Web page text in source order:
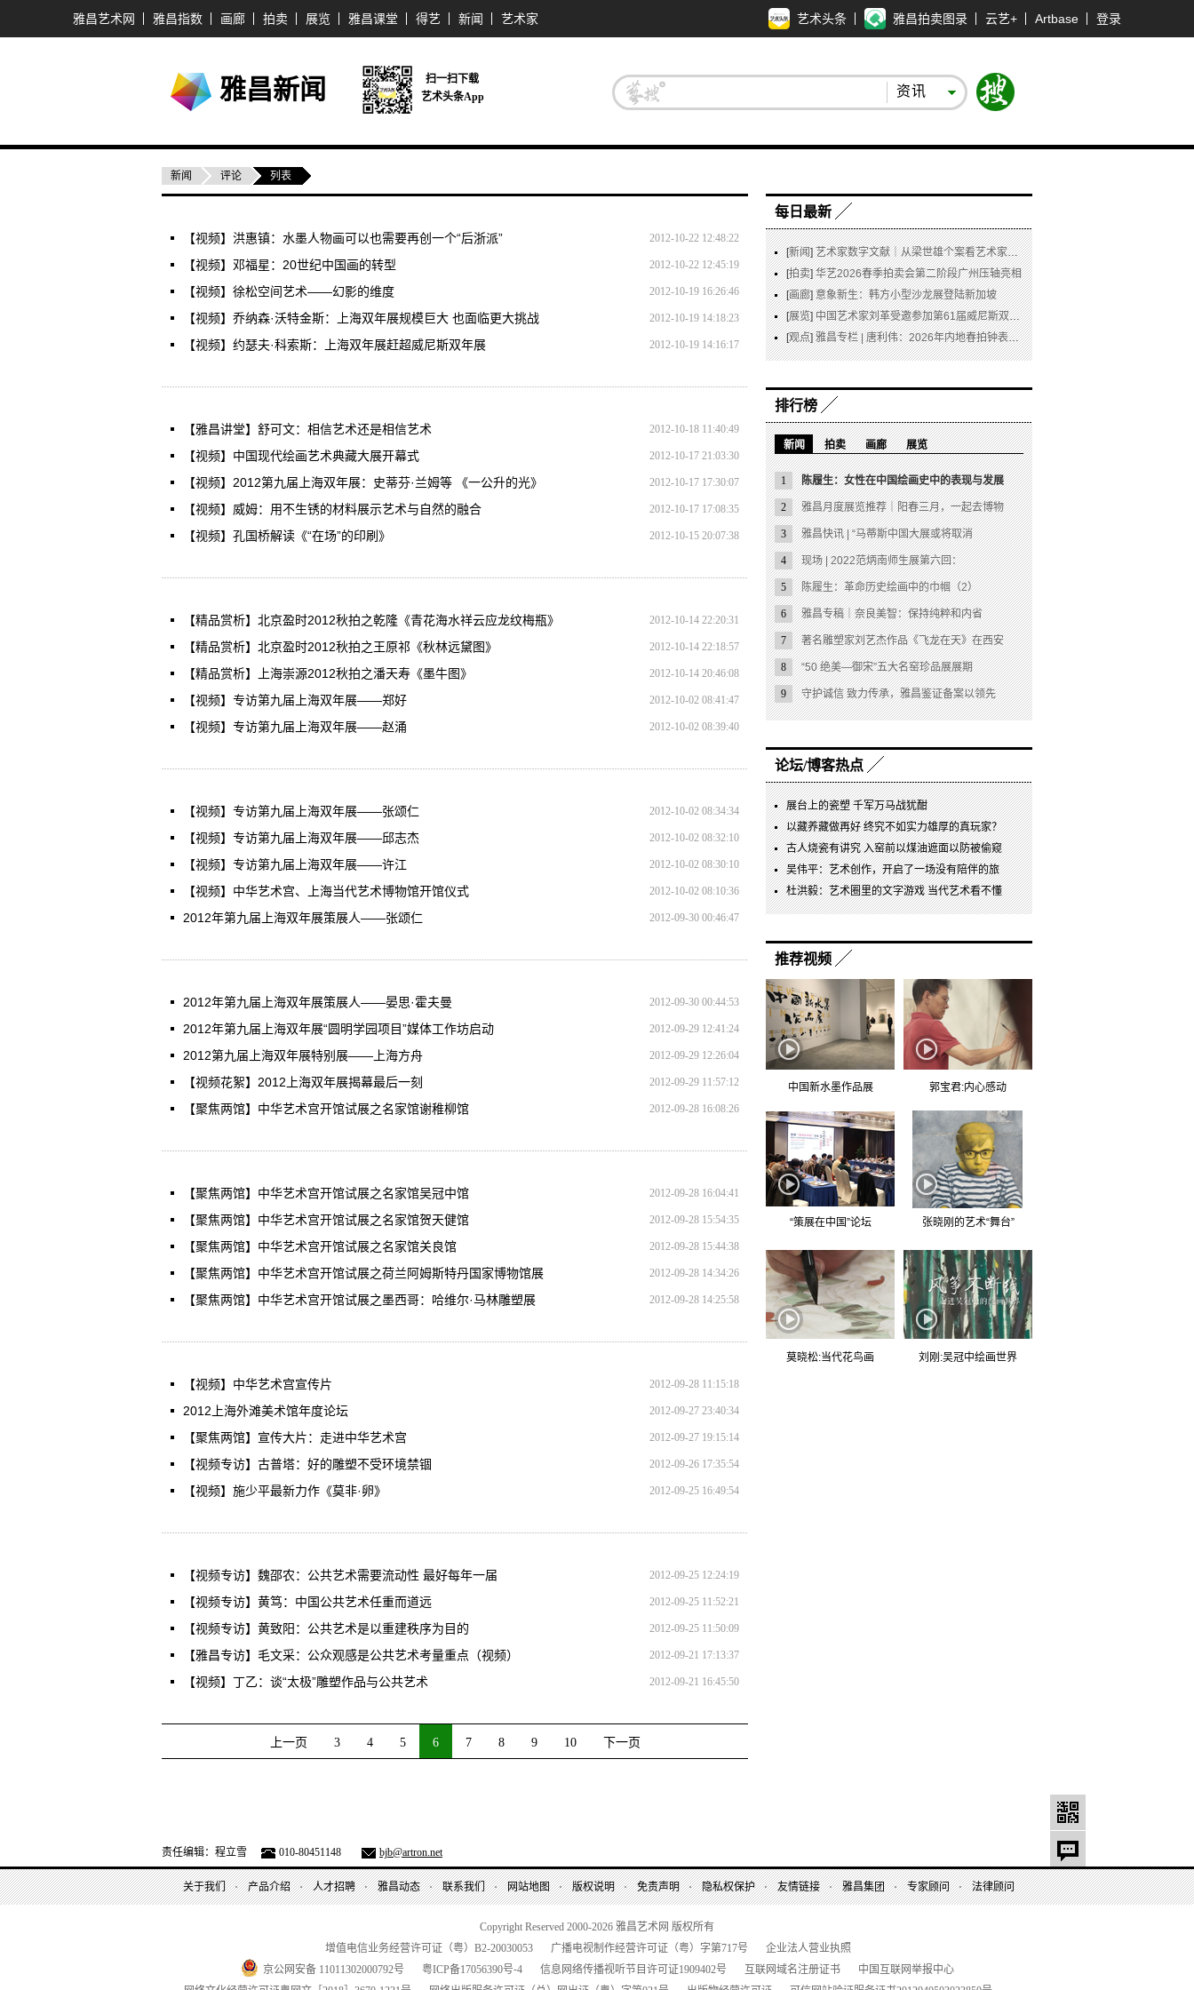
雅昌艺术网 雅昌指数 画廊 拍卖 展览 雅昌课堂 得艺 新闻 艺术家 艺术头条 雅昌拍卖图录 云艺+ Artbase 登录
雅昌新闻
扫一扫下载
艺术头条App
资讯
新闻 评论 列表
2012-10-22 12:48:22
【视频】洪惠镇：水墨人物画可以也需要再创一个“后浙派”
2012-10-22 12:45:19
【视频】邓福星：20世纪中国画的转型
2012-10-19 16:26:46
【视频】徐松空间艺术——幻影的维度
2012-10-19 14:18:23
【视频】乔纳森·沃特金斯：上海双年展规模巨大 也面临更大挑战
2012-10-19 14:16:17
【视频】约瑟夫·科索斯：上海双年展赶超威尼斯双年展
2012-10-18 11:40:49
【雅昌讲堂】舒可文：相信艺术还是相信艺术
2012-10-17 21:03:30
【视频】中国现代绘画艺术典藏大展开幕式
2012-10-17 17:30:07
【视频】2012第九届上海双年展：史蒂芬·兰姆等 《一公升的光》
2012-10-17 17:08:35
【视频】威姆：用不生锈的材料展示艺术与自然的融合
2012-10-15 20:07:38
【视频】孔国桥解读《“在场”的印刷》
2012-10-14 22:20:31
【精品赏析】北京盈时2012秋拍之乾隆《青花海水祥云应龙纹梅瓶》
2012-10-14 22:18:57
【精品赏析】北京盈时2012秋拍之王原祁《秋林远黛图》
2012-10-14 20:46:08
【精品赏析】上海崇源2012秋拍之潘天寿《墨牛图》
2012-10-02 08:41:47
【视频】专访第九届上海双年展——郑好
2012-10-02 08:39:40
【视频】专访第九届上海双年展——赵涌
2012-10-02 08:34:34
【视频】专访第九届上海双年展——张颂仁
2012-10-02 08:32:10
【视频】专访第九届上海双年展——邱志杰
2012-10-02 08:30:10
【视频】专访第九届上海双年展——许江
2012-10-02 08:10:36
【视频】中华艺术宫、上海当代艺术博物馆开馆仪式
2012-09-30 00:46:47
2012年第九届上海双年展策展人——张颂仁
2012-09-30 00:44:53
2012年第九届上海双年展策展人——晏思·霍夫曼
2012-09-29 12:41:24
2012年第九届上海双年展“圆明学园项目”媒体工作坊启动
2012-09-29 12:26:04
2012第九届上海双年展特别展——上海方舟
2012-09-29 11:57:12
【视频花絮】2012上海双年展揭幕最后一刻
2012-09-28 16:08:26
【聚焦两馆】中华艺术宫开馆试展之名家馆谢稚柳馆
2012-09-28 16:04:41
【聚焦两馆】中华艺术宫开馆试展之名家馆吴冠中馆
2012-09-28 15:54:35
【聚焦两馆】中华艺术宫开馆试展之名家馆贺天健馆
2012-09-28 15:44:38
【聚焦两馆】中华艺术宫开馆试展之名家馆关良馆
2012-09-28 14:34:26
【聚焦两馆】中华艺术宫开馆试展之荷兰阿姆斯特丹国家博物馆展
2012-09-28 14:25:58
【聚焦两馆】中华艺术宫开馆试展之墨西哥：哈维尔·马林雕塑展
2012-09-28 11:15:18
【视频】中华艺术宫宣传片
2012-09-27 23:40:34
2012上海外滩美术馆年度论坛
2012-09-27 19:15:14
【聚焦两馆】宣传大片：走进中华艺术宫
2012-09-26 17:35:54
【视频专访】古普塔：好的雕塑不受环境禁锢
2012-09-25 16:49:54
【视频】施少平最新力作《莫非·卵》
2012-09-25 12:24:19
【视频专访】魏邵农：公共艺术需要流动性 最好每年一届
2012-09-25 11:52:21
【视频专访】黄笃：中国公共艺术任重而道远
2012-09-25 11:50:09
【视频专访】黄致阳：公共艺术是以重建秩序为目的
2012-09-21 17:13:37
【雅昌专访】毛文采：公众观感是公共艺术考量重点（视频）
2012-09-21 16:45:50
【视频】丁乙：谈“太极”雕塑作品与公共艺术
上一页 3 4 5 6 7 8 9 10 下一页
每日最新
[新闻]艺术家数字文献｜从梁世雄个案看艺术家艺术数字文献的重要性和紧迫性
[拍卖]华艺2026春季拍卖会第二阶段广州压轴亮相
[画廊]意象新生：韩方小型沙龙展登陆新加坡
[展览]中国艺术家刘革受邀参加第61届威尼斯双年展坦桑尼亚国家馆主题展之特别展“日记 #07 此即象征！”
[观点]雅昌专栏 | 唐利伟：2026年内地春拍钟表市场观察 赛道重构、圈层分化与收藏逻辑迭代
排行榜
新闻 拍卖 画廊 展览
1 陈履生：女性在中国绘画史中的表现与发展
2 雅昌月度展览推荐｜阳春三月，一起去博物
3 雅昌快讯 | “马蒂斯中国大展或将取消
4 现场 | 2022范炳南师生展第六回：
5 陈履生：革命历史绘画中的巾帼（2）
6 雅昌专稿｜奈良美智：保持纯粹和内省
7 著名雕塑家刘艺杰作品《飞龙在天》在西安
8 “50 绝美—御宋”五大名窑珍品展展期
9 守护诚信 致力传承，雅昌鉴证备案以领先
论坛/博客热点
展台上的瓷塑 千军万马战犹酣
以藏养藏做再好 终究不如实力雄厚的真玩家？
古人烧瓷有讲究 入窑前以煤油遮面以防被偷窥
吴伟平：艺术创作，开启了一场没有陪伴的旅
杜洪毅：艺术圈里的文字游戏 当代艺术看不懂
推荐视频
中国新水墨作品展 郭宝君:内心感动
“策展在中国”论坛 张晓刚的艺术“舞台”
莫晓松:当代花鸟画 刘刚:吴冠中绘画世界
责任编辑：程立雪 010-80451148 bjb@artron.net
关于我们 产品介绍 人才招聘 雅昌动态 联系我们 网站地图 版权说明 免责声明 隐私权保护 友情链接 雅昌集团 专家顾问 法律顾问
Copyright Reserved 2000-2026 雅昌艺术网 版权所有
增值电信业务经营许可证（粤） B2-20030053 广播电视制作经营许可证（粤）字第717号
企业法人营业执照
京公网安备 11011302000792号
粤ICP备17056390号-4 信息网络传播视听节目许可证1909402号 互联网域名注册证书
中国互联网举报中心